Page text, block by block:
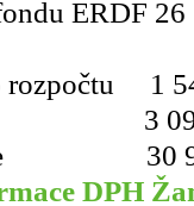
ERDF
rozpočtu
3 094
DPH